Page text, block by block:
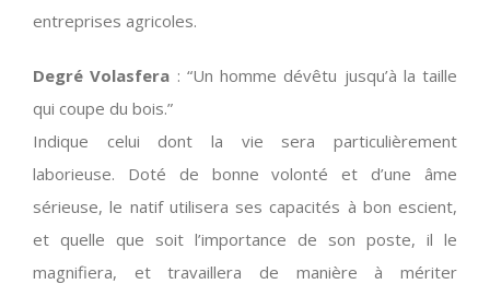
entreprises agricoles.
Degré Volasfera : “Un homme dévêtu jusqu’à la taille
qui coupe du bois.”
Indique celui dont la vie sera particulièrement
laborieuse. Doté de bonne volonté et d’une âme
sérieuse, le natif utilisera ses capacités à bon escient,
et quelle que soit l’importance de son poste, il le
magnifiera, et travaillera de manière à mériter